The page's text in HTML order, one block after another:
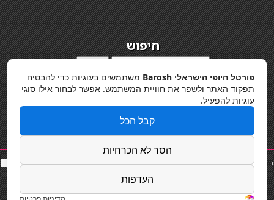
חיפוש
מדיניות פרטיות
החלקות שיער|תאורה לבית|פאות ותוספות שיער|נייל סטודיו|תוספות שיער|שף פרטי|כ
סאות
פורטל היופי הישראלי Barosh
משתמשים בעוגיות כדי להבטיח
תפקוד האתר ולשפר את חוויית המשתמש. אפשר לבחור אילו סוגי
עוגיות להפעיל.
קבל הכל
הסר לא הכרחיות
העדפות